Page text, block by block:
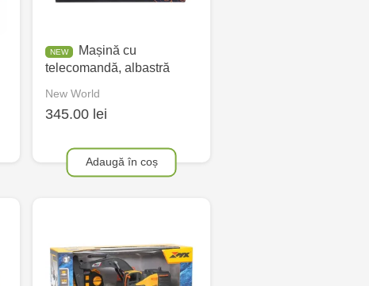
Mașină cu
telecomandă, albastră
New World
345.00 lei
Adaugă în coș